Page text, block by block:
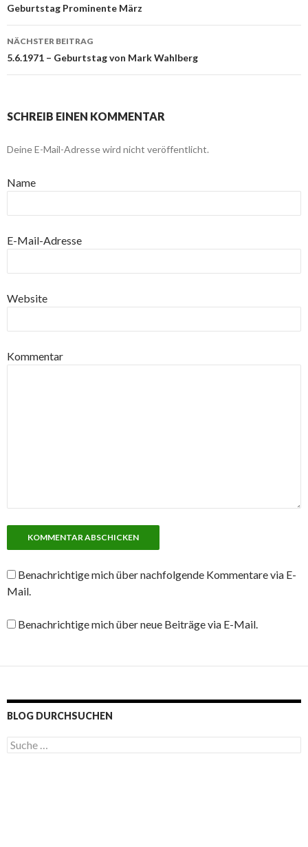
Beitragsnavigation
Geburtstag Prominente März
NÄCHSTER BEITRAG
5.6.1971 – Geburtstag von Mark Wahlberg
SCHREIB EINEN KOMMENTAR
Deine E-Mail-Adresse wird nicht veröffentlicht.
Name
E-Mail-Adresse
Website
Kommentar
Benachrichtige mich über nachfolgende Kommentare via E-
Mail.
Benachrichtige mich über neue Beiträge via E-Mail.
BLOG DURCHSUCHEN
S
u